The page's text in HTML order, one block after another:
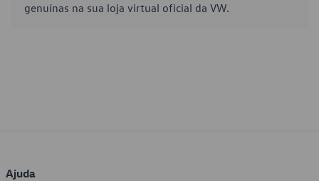
genuínas na sua loja virtual oficial da VW.
Ajuda